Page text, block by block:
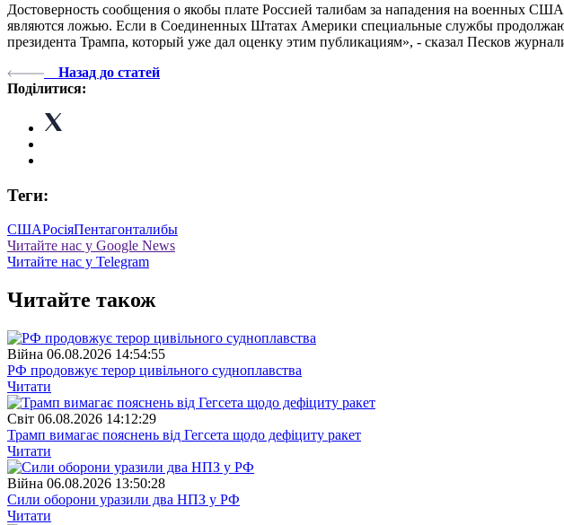
Достоверность сообщения о якобы плате Россией талибам за нападения на военных
являются ложью. Если в Соединенных Штатах Америки специальные службы
президента Трампа, который уже дал оценку этим публикациям», - сказал Песков
Назад до статей
Поділитися:
Теги:
СШАРосіяПентагонталибы
Читайте нас у Google News
Читайте нас у Telegram
Читайте також
Війна 06.08.2026 14:54:55
РФ продовжує терор цивільного судноплавства
Читати
Свiт 06.08.2026 14:12:29
Трамп вимагає пояснень від Гегсета щодо дефіциту ракет
Читати
Війна 06.08.2026 13:50:28
Сили оборони уразили два НПЗ у РФ
Читати